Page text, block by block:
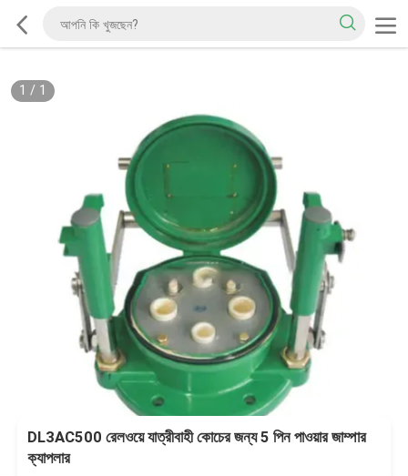
1 / 1
DL3AC500 রেলওয়ে যাত্রীবাহী কোচের জন্য 5 পিন পাওয়ার জাম্পার
ক্যাপলার